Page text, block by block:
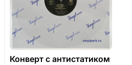
Конверт с антистатиком